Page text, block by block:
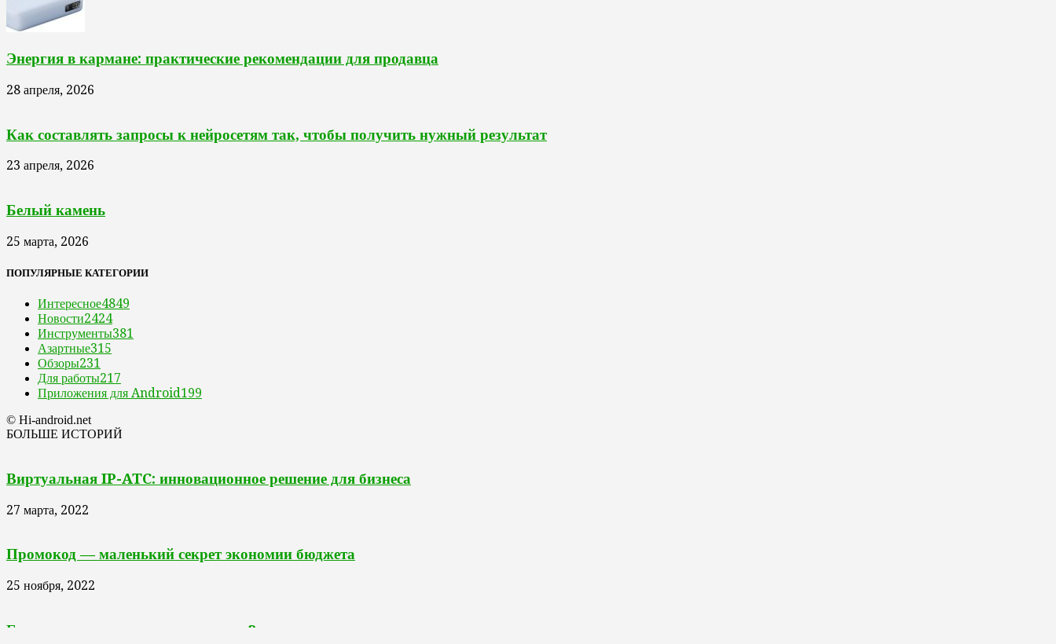
Энергия в кармане: практические рекомендации для продавца
28 апреля, 2026
Как составлять запросы к нейросетям так, чтобы получить нужный результат
23 апреля, 2026
Белый камень
25 марта, 2026
ПОПУЛЯРНЫЕ КАТЕГОРИИ
Интересное4849
Новости2424
Инструменты381
Азартные315
Обзоры231
Для работы217
Приложения для Android199
© Hi-android.net
БОЛЬШЕ ИСТОРИЙ
Виртуальная IP-ATC: инновационное решение для бизнеса
27 марта, 2022
Промокод — маленький секрет экономии бюджета
25 ноября, 2022
Где купить запчасти для иномарки?